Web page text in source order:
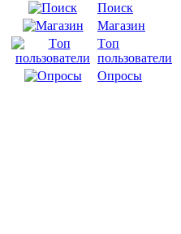
Поиск
Магазин
Tоп
пользователи
Опросы